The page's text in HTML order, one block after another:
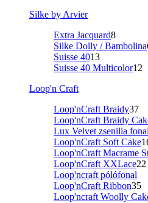
Silke by Arvier
Extra Jacquard8
Silke Dolly / Bambolina
Suisse 4013
Suisse 40 Multicolor12
Loop'n Craft
Loop'nCraft Braidy37
Loop'nCraft Braidy
Lux Velvet zsenilia fonal
Loop'nCraft Soft Cake
Loop'nCraft Macrame
Loop'nCraft XXLace22
Loop'ncraft pólófonal
Loop'nCraft Ribbon35
Loop'ncraft Woolly